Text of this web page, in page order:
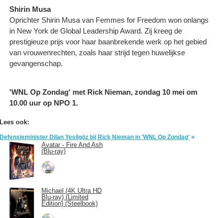
Shirin Musa
Oprichter Shirin Musa van Femmes for Freedom won onlangs
in New York de Global Leadership Award. Zij kreeg de
prestigieuze prijs voor haar baanbrekende werk op het gebied
van vrouwenrechten, zoals haar strijd tegen huwelijkse
gevangenschap.
'WNL Op Zondag' met Rick Nieman, zondag 10 mei om
10.00 uur op NPO 1.
Lees ook:
Defensieminister Dilan Yesilgöz bij Rick Nieman in 'WNL Op Zondag'
Avatar - Fire And Ash
(Blu-ray)
Michael (4K Ultra HD
Blu-ray) (Limited
Edition) (Steelbook)